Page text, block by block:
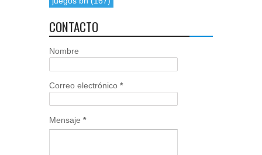
CONTACTO
Nombre
Correo electrónico *
Mensaje *